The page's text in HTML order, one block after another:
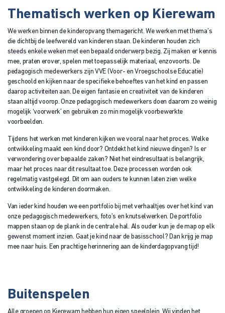
Thematisch werken op Kierewam
We werken binnen de kinderopvang themagericht. We werken met thema’s
die dichtbij de leefwereld van kinderen staan. De kinderen houden zich
steeds enkele weken met een bepaald onderwerp bezig. Zij maken er kennis
mee, praten erover, spelen met toepasselijk materiaal, enzovoorts. De
pedagogisch medewerkers zijn VVE (Voor- en Vroegschoolse Educatie)
geschoold en kijken naar de specifieke behoeftes van het kind en passen
daarop activiteiten aan. De eigen fantasie en creativiteit van de kinderen
staan altijd voorop. Onze pedagogisch medewerkers doen daarom zo weinig
mogelijk ‘voorwerk’ en gebruiken zo min mogelijk voorbewerkte
voorbeelden.
Tijdens het werken met kinderen kijken we vooral naar het proces. Welke
ontwikkeling maakt een kind door? Ontdekt het kind nieuwe dingen? Is er
verwondering over bepaalde zaken? Niet het eindresultaat is belangrijk,
maar het proces naar dit resultaat toe. Deze processen worden ook
regelmatig vastgelegd. Dit om aan ouders te kunnen laten zien welke
ontwikkeling de kinderen doormaken.
Van ieder kind houden we een portfolio bij met verhaaltjes over het kind van
onze pedagogisch medewerkers, foto’s en knutselwerken. De portfolio
mappen staan op de plank in de centrale hal. Als ouder kun je de map op elk
gewenst moment inzien. Gaat je kind naar de basisschool? Dan krijg je map
mee naar huis. Een prachtige herinnering aan de kinderdagopvang tijd!
Buitenspelen
Alle groepen op Kierewam hebben hun eigen speelplein. Wij vinden het